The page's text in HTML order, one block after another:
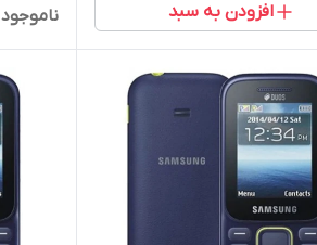
افزودن به سبد ناموجود